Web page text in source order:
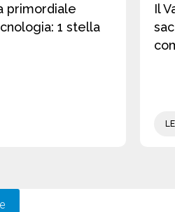
primordiale
1 stella
Il